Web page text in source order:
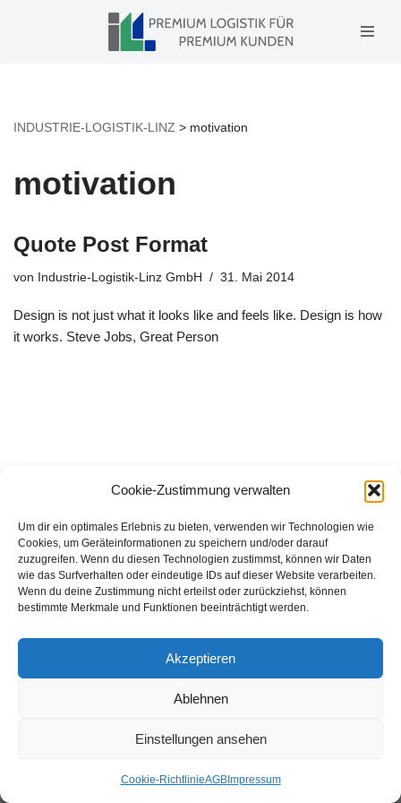
Cookie-Zustimmung verwalten
Um dir ein optimales Erlebnis zu bieten, verwenden wir Technologien wie
Cookies, um Geräteinformationen zu speichern und/oder darauf
zuzugreifen. Wenn du diesen Technologien zustimmst, können wir Daten
wie das Surfverhalten oder eindeutige IDs auf dieser Website verarbeiten.
Wenn du deine Zustimmung nicht erteilst oder zurückziehst, können
bestimmte Merkmale und Funktionen beeinträchtigt werden.
Akzeptieren
Ablehnen
Einstellungen ansehen
Cookie-RichtlinieAGBImpressum
INDUSTRIE-LOGISTIK-LINZ > motivation
motivation
Quote Post Format
von Industrie-Logistik-Linz GmbH 31. Mai 2014
Design is not just what it looks like and feels like. Design is how
it works. Steve Jobs, Great Person
AGB
Impressum
2026 Industrie-Logistik-Linz GmbH